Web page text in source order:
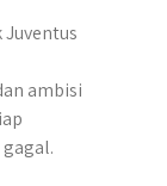
ambisi